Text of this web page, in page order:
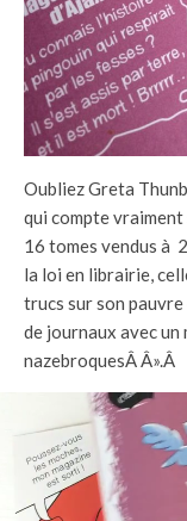
Oubliez Greta
qui compte
16 tomes vendus à
la loi en librairie,
trucs sur son
de journaux avec
nazebroquesÂ Â».Â